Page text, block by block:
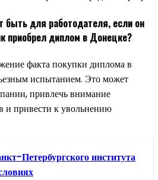
быть для работодателя, если он
приобрел диплом в Донецке?
факта покупки диплома в
испытанием. Это может
привлечь внимание
и привести к увольнению
Петербургского института